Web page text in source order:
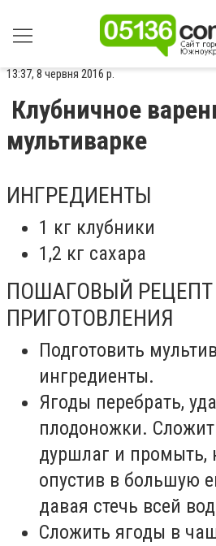
13:37, 8 червня 2016 р.
Клубничное
мультиварке
ИНГРЕДИЕНТЫ
1 кг клубники
1,2 кг сахара
ПОШАГОВЫЙ РЕЦЕПТ
ПРИГОТОВЛЕНИЯ
Подготовить
ингредиенты.
Ягоды перебрать,
плодоножки.
дуршлаг и промыть,
опустив в большую
давая стечь всей
Сложить ягоды в